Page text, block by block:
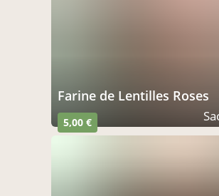
Farine de Lentilles Roses
5,00 €